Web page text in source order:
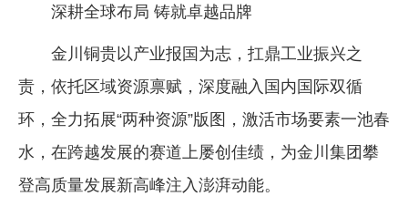
深耕全球布局 铸就卓越品牌
金川铜贵以产业报国为志，扛鼎工业振兴之
责，依托区域资源禀赋，深度融入国内国际双循
环，全力拓展“两种资源”版图，激活市场要素一池春
水，在跨越发展的赛道上屡创佳绩，为金川集团攀
登高质量发展新高峰注入澎湃动能。